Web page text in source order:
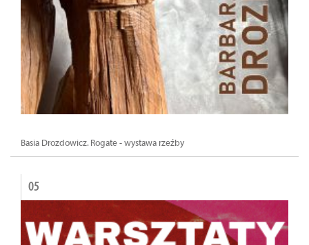
Basia Drozdowicz. Rogate - wystawa rzeźby
05